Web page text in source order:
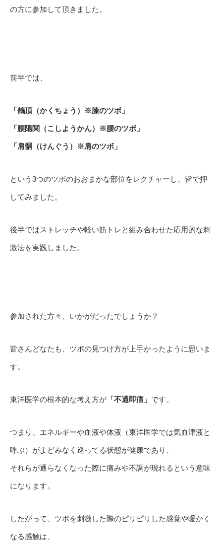
の方に参加して頂きました。
前半では、
「鶴頂（かくちょう）※膝のツボ」
「腰陽関（こしようかん）※腰のツボ」
「肩髃（けんぐう）※肩のツボ」
という3つのツボのおおまかな部位をレクチャーし、皆で押
してみました。
後半ではストレッチや軽い筋トレと組み合わせた応用的な刺
激法を実践しました。
参加された方々、いかがだったでしょうか？
皆さんどなたも、ツボの見つけ方が上手かったように思いま
す。
東洋医学の根本的な考え方が 「不通即痛」 です。
つまり、エネルギーや血液や体液（東洋医学では気血津液と
呼ぶ）がよどみなく巡ってる状態が健康であり、
それらが通らなくなった際に痛みや不調が現れるという意味
になります。
したがって、ツボを刺激した際のピリピリした感覚や暖かく
なる感触は、